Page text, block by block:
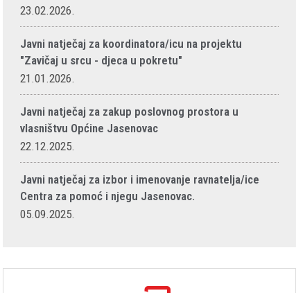
23.02.2026.
Javni natječaj za koordinatora/icu na projektu
"Zavičaj u srcu - djeca u pokretu"
21.01.2026.
Javni natječaj za zakup poslovnog prostora u
vlasništvu Općine Jasenovac
22.12.2025.
Javni natječaj za izbor i imenovanje ravnatelja/ice
Centra za pomoć i njegu Jasenovac.
05.09.2025.